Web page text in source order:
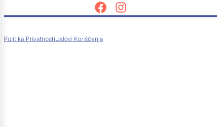
Politika PrivatnostiUslovi Korišćenja